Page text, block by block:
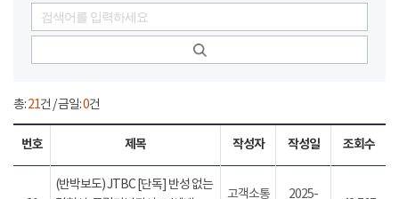
총:21건 / 금일:0건
번호 제목 작성자 작성일 조회수
(반박보도) JTBC [단독] 반성 없는
고객소통
2025-